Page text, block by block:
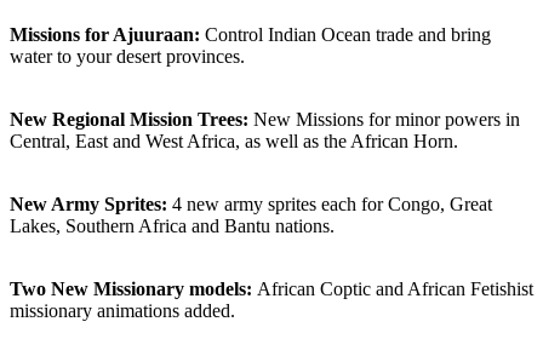
Missions for Ajuuraan: Control Indian Ocean trade and bring
water to your desert provinces.
New Regional Mission Trees: New Missions for minor powers in
Central, East and West Africa, as well as the African Horn.
New Army Sprites: 4 new army sprites each for Congo, Great
Lakes, Southern Africa and Bantu nations.
Two New Missionary models: African Coptic and African Fetishist
missionary animations added.